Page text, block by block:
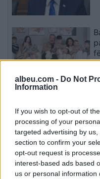
albeu.com - Do Not
Information
If you wish to opt-out of
processing of your
targeted advertising by
section to confirm your
opt-out request is
interest-based ads based
us or personal